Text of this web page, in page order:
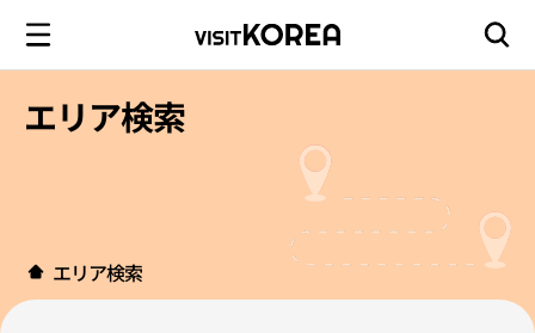
エリア検索
エリア検索